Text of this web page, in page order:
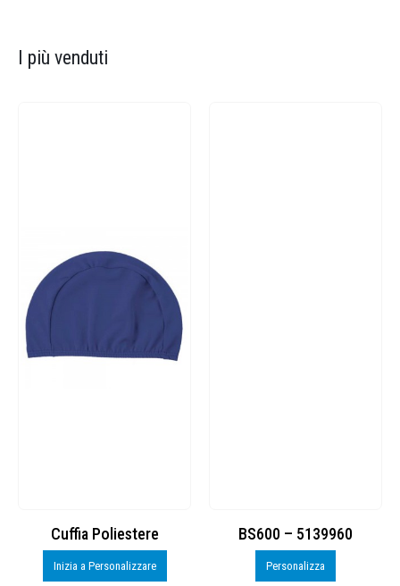
I più venduti
Cuffia Poliestere
Inizia a Personalizzare
BS600 – 5139960
Personalizza